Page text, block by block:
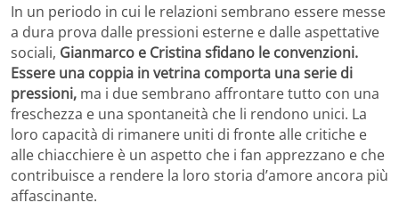
In un periodo in cui le relazioni sembrano essere messe
a dura prova dalle pressioni esterne e dalle aspettative
sociali, Gianmarco e Cristina sfidano le convenzioni.
Essere una coppia in vetrina comporta una serie di
pressioni, ma i due sembrano affrontare tutto con una
freschezza e una spontaneità che li rendono unici. La
loro capacità di rimanere uniti di fronte alle critiche e
alle chiacchiere è un aspetto che i fan apprezzano e che
contribuisce a rendere la loro storia d’amore ancora più
affascinante.